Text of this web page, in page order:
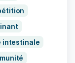
intestinale